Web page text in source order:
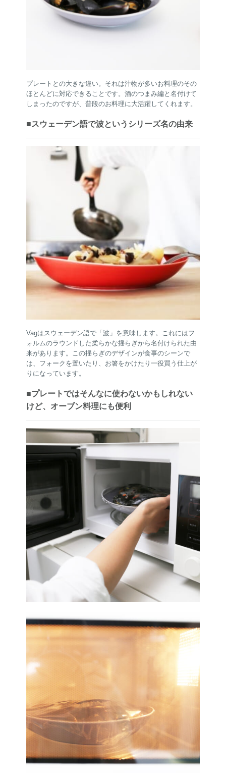
プレートとの大きな違い。それは汁物が多いお料理のその
ほとんどに対応できることです。酒のつまみ編と名付けて
しまったのですが、普段のお料理に大活躍してくれます。
■スウェーデン語で波というシリーズ名の由来
Vagはスウェーデン語で「波」を意味します。これにはフ
ォルムのラウンドした柔らかな揺らぎから名付けられた由
来があります。この揺らぎのデザインが食事のシーンで
は、フォークを置いたり、お箸をかけたり一役買う仕上が
りになっています。
■プレートではそんなに使わないかもしれない
けど、オーブン料理にも便利